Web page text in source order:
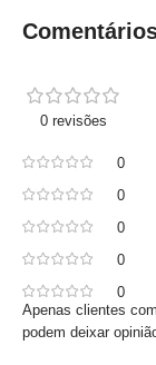
0 revisões
0
0
0
0
0
Apenas clientes
podem deixar